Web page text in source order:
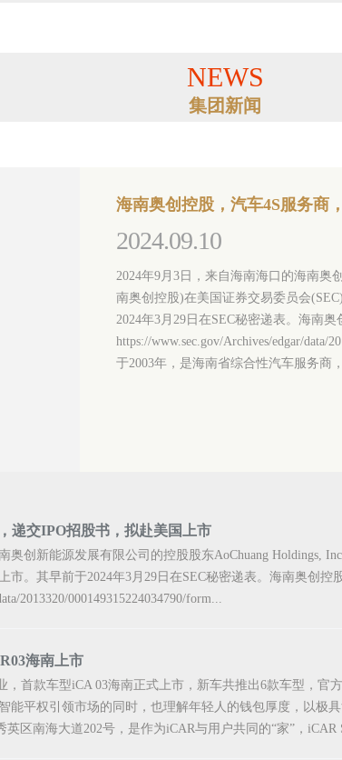
NEWS
集团新闻
海南奥创控股，汽车4S服务商
2024.09.10
2024年9月3日，来自海南海口的海南奥
南奥创控股)在美国证券交易委员会
2024年3月29日在SEC秘密递表。海南奥
https://www.sec.gov/Archives/edgar/
于2003年，是海南省综合性汽车服务商
递交IPO招股书，拟赴美国上市
奥创新能源发展有限公司的控股股东AoChuang Holdings,
市。其早前于2024年3月29日在SEC秘密递表。海南奥创控
2013320/000149315224034790/form...
海南上市
，首款车型iCA 03海南正式上市，新车共推出6款车型，官
能平权引领市场的同时，也理解年轻人的钱包厚度，以极
区南海大道202号，是作为iCAR与用户共同的“家”，iCAR